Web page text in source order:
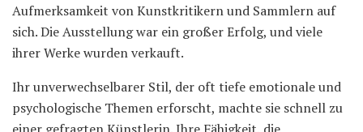
Aufmerksamkeit von Kunstkritikern und Sammlern auf
sich. Die Ausstellung war ein großer Erfolg, und viele
ihrer Werke wurden verkauft.
Ihr unverwechselbarer Stil, der oft tiefe emotionale und
psychologische Themen erforscht, machte sie schnell zu